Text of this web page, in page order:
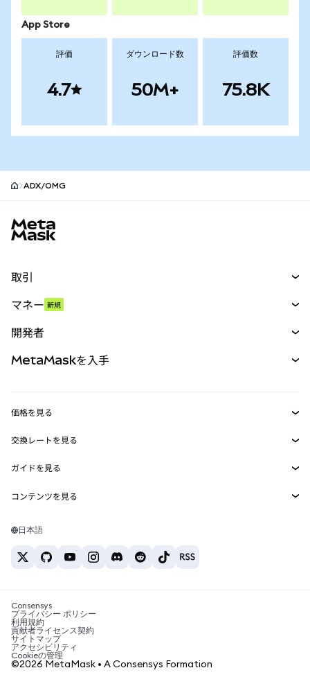
App Store
評価
4.7
ダウンロード数
50M+
評価数
75.8K
ADX/OMG
取引
パーペチュアル
RWA
マネー 新規
開発者
MetaMask Connect
Snaps
Web3サービス
MetaMaskを入手
セキュリティ
サポート
キャリア
お問い合わせ
価格を見る
イーサリアムの価格
Solanaの価格
Tetherの価格
交換レートを見る
ETH→USD
USDT→INR
BTC→INR
ETH→USDT
ガイドを見る
ETHの購入
USDTの購入
SHIBの購入
BNBの購入
コンテンツを見る
Solanaウォレット
税制関連ニュース
暗号資産の購入方法は？
ビットコインを売るには？
日本語
Consensys
プライバシー ポリシー
利用規約
貢献者ライセンス契約
サイトマップ
アクセシビリティ
Cookieの管理
©2026 MetaMask • A Consensys Formation